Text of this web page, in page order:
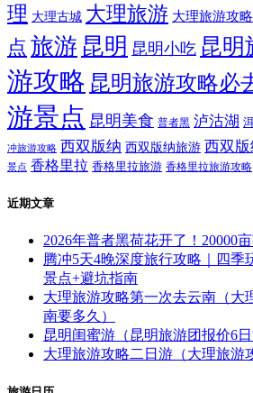
理 大理古城 大理旅游 大理旅游攻略
点 旅游 昆明 昆明小吃 昆明
游攻略 昆明旅游攻略必
游景点 昆明美食 普者黑 泸沽湖
冲旅游攻略 西双版纳 西双版纳旅游 西双
景点 香格里拉 香格里拉旅游 香格里拉旅游攻略
近期文章
2026年普者黑荷花开了！20000
腾冲5天4晚深度旅行攻略｜四季
景点+避坑指南
大理旅游攻略第一次去云南（大
南要多久）
昆明闺蜜游（昆明旅游团报价6日
大理旅游攻略二日游（大理旅游